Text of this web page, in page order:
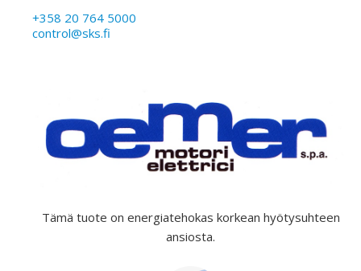
+358 20 764 5000
control@sks.fi
Tämä tuote on energiatehokas korkean hyötysuhteen
ansiosta.